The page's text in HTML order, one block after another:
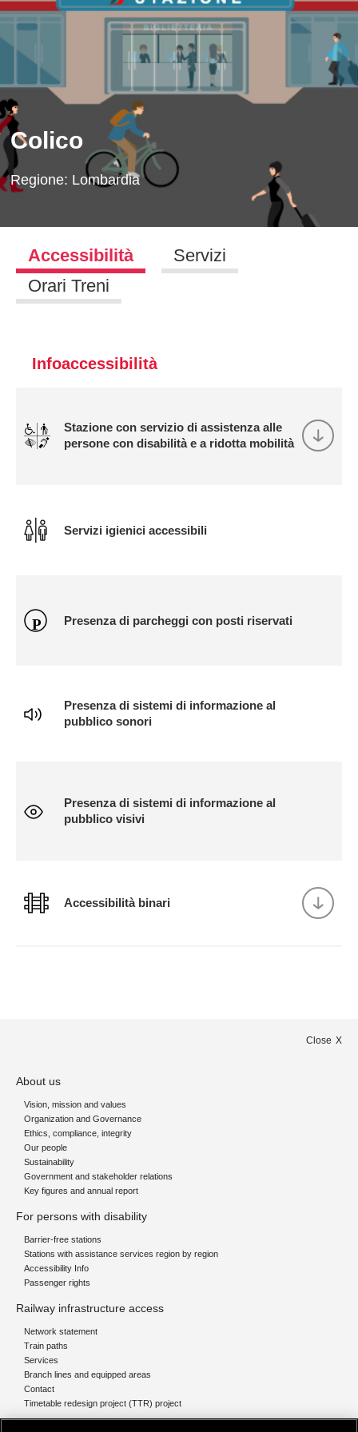
Colico
Regione: Lombardia
Accessibilità
Servizi
Orari Treni
Infoaccessibilità
Stazione con servizio di assistenza alle
persone con disabilità e a ridotta mobilità
Servizi igienici accessibili
Presenza di parcheggi con posti riservati
Presenza di sistemi di informazione al
pubblico sonori
Presenza di sistemi di informazione al
pubblico visivi
Accessibilità binari
Close
About us
Vision, mission and values
Organization and Governance
Ethics, compliance, integrity
Our people
Sustainability
Government and stakeholder relations
Key figures and annual report
For persons with disability
Barrier-free stations
Stations with assistance services region by region
Accessibility Info
Passenger rights
Railway infrastructure access
Network statement
Train paths
Services
Branch lines and equipped areas
Contact
Timetable redesign project (TTR) project